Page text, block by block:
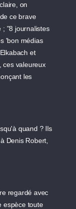
on
ce brave
; "8 journalistes
'bon médias
et
ces valeureux
les
quand ? Ils
Denis Robert,
regardé avec
espèce toute